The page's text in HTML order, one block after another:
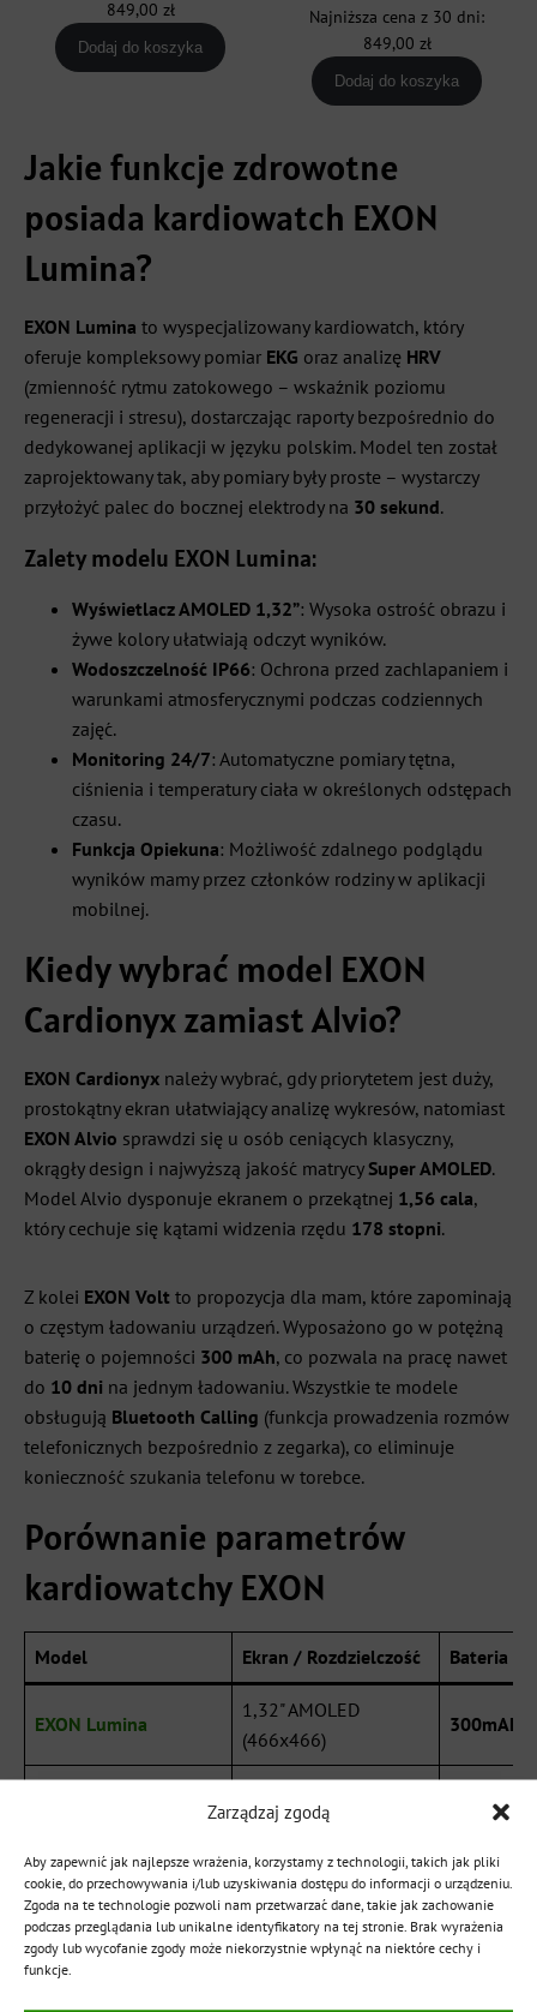
Zarządzaj zgodą
Aby zapewnić jak najlepsze wrażenia, korzystamy z technologii, takich jak pliki
cookie, do przechowywania i/lub uzyskiwania dostępu do informacji o urządzeniu.
Zgoda na te technologie pozwoli nam przetwarzać dane, takie jak zachowanie
podczas przeglądania lub unikalne identyfikatory na tej stronie. Brak wyrażenia
zgody lub wycofanie zgody może niekorzystnie wpłynąć na niektóre cechy i
funkcje.
999,00 zł.
849,00 zł
Dodaj do koszyka
999,00 zł.
cena
Najniższa cena z 30 dni:
849,00 zł
Dodaj do koszyka
Jakie funkcje zdrowotne
posiada kardiowatch EXON
Lumina?
EXON Lumina to wyspecjalizowany kardiowatch, który
oferuje kompleksowy pomiar EKG oraz analizę HRV
(zmienność rytmu zatokowego – wskaźnik poziomu
regeneracji i stresu), dostarczając raporty bezpośrednio do
dedykowanej aplikacji w języku polskim. Model ten został
zaprojektowany tak, aby pomiary były proste – wystarczy
przyłożyć palec do bocznej elektrody na 30 sekund.
Zalety modelu EXON Lumina:
Wyświetlacz AMOLED 1,32”: Wysoka ostrość obrazu i
żywe kolory ułatwiają odczyt wyników.
Wodoszczelność IP66: Ochrona przed zachlapaniem i
warunkami atmosferycznymi podczas codziennych
zajęć.
Monitoring 24/7: Automatyczne pomiary tętna,
ciśnienia i temperatury ciała w określonych odstępach
czasu.
Funkcja Opiekuna: Możliwość zdalnego podglądu
wyników mamy przez członków rodziny w aplikacji
mobilnej.
Kiedy wybrać model EXON
Cardionyx zamiast Alvio?
EXON Cardionyx należy wybrać, gdy priorytetem jest duży,
prostokątny ekran ułatwiający analizę wykresów, natomiast
EXON Alvio sprawdzi się u osób ceniących klasyczny,
okrągły design i najwyższą jakość matrycy Super AMOLED.
Model Alvio dysponuje ekranem o przekątnej 1,56 cala,
który cechuje się kątami widzenia rzędu 178 stopni.
Z kolei EXON Volt to propozycja dla mam, które zapominają
o częstym ładowaniu urządzeń. Wyposażono go w potężną
baterię o pojemności 300 mAh, co pozwala na pracę nawet
do 10 dni na jednym ładowaniu. Wszystkie te modele
obsługują Bluetooth Calling (funkcja prowadzenia rozmów
telefonicznych bezpośrednio z zegarka), co eliminuje
konieczność szukania telefonu w torebce.
Porównanie parametrów
kardiowatchy EXON
Model Ekran / Rozdzielczość Bateria
EXON Lumina
1,32" AMOLED
(466x466)
300mAh
(480x480)
400 mAh
EXON Volt
1,43" AMOLED
(466x466)
300 mAh
EXON Livia